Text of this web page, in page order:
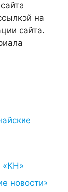
на
сайта.
«КН»
новости»